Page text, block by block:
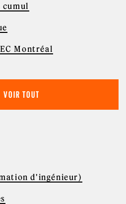
cumul
Montréal
VOIR TOUT
d'ingénieur)